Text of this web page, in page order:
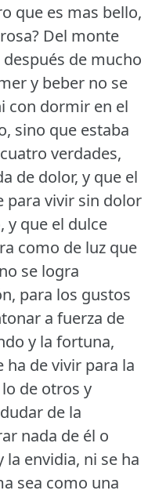
que es mas bello,
Del monte
de mucho
y beber no se
con dormir en el
sino que estaba
verdades,
de dolor, y que el
para vivir sin dolor
y que el dulce
como de luz que
se logra
para los gustos
a fuerza de
y la fortuna,
ha de vivir para la
de otros y
de la
nada de él o
envidia, ni se ha
sea como una